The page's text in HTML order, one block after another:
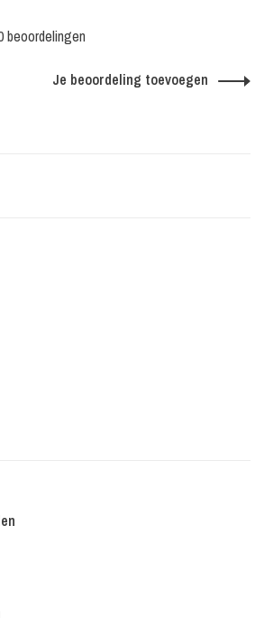
beoordelingen
Je beoordeling toevoegen